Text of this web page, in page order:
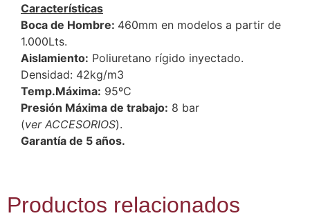
Características
Boca de Hombre: 460mm en modelos a partir de
1.000Lts.
Aislamiento: Poliuretano rígido inyectado.
Densidad: 42kg/m3
Temp.Máxima: 95ºC
Presión Máxima de trabajo: 8 bar
(ver ACCESORIOS).
Garantía de 5 años.
Productos relacionados